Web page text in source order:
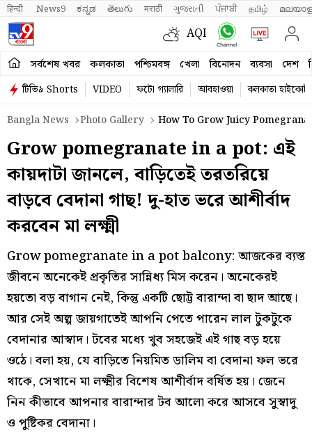
हिन्दी News9 ಕನ್ನಡ తెలుగు मराठी ગુજરાતી ਪੰਜਾਬੀ தமிழ்
AQI
সর্বশেষ খবর কলকাতা পশ্চিমবঙ্গ খেলা বিনোদন ব্যবসা দেশ
টিভি৯ Shorts VIDEO ফটো গ্যালারি আবহাওয়া
কলকাতা হাইকোর্ট
Bangla News
Photo Gallery How To Grow Juicy
Grow pomegranate in a pot: এই
কায়দাটা জানলে, বাড়িতেই তরতরিয়ে
বাড়বে বেদানা গাছ! দু-হাত ভরে আশীর্বাদ
করবেন মা লক্ষ্মী
Grow pomegranate in a pot balcony: আজকের ব্যস্ত
জীবনে অনেকেই প্রকৃতির সান্নিধ্য মিস করেন। অনেকেরই
হয়তো বড় বাগান নেই, কিন্তু একটি ছোট্ট বারান্দা বা ছাদ আছে।
আর সেই অল্প জায়গাতেই আপনি পেতে পারেন লাল টুকটুকে
বেদানার আস্বাদ। টবের মধ্যে খুব সহজেই এই গাছ বড় হয়ে
ওঠে। বলা হয়, যে বাড়িতে নিয়মিত ডালিম বা বেদানা ফল ভরে
থাকে, সেখানে মা লক্ষ্মীর বিশেষ আশীর্বাদ বর্ষিত হয়। জেনে
নিন কীভাবে আপনার বারান্দার টব আলো করে আসবে সুস্বাদু
ও পুষ্টিকর বেদানা।